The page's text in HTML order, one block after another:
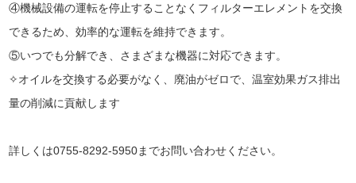
④機械設備の運転を停止することなくフィルターエレメントを交換
できるため、効率的な運転を維持できます。
⑤いつでも分解でき、さまざまな機器に対応できます。
✧オイルを交換する必要がなく、廃油がゼロで、温室効果ガス排出
量の削減に貢献します
詳しくは0755-8292-5950までお問い合わせください。